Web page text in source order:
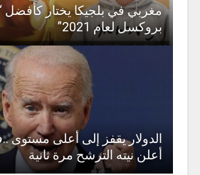
مغربي في بلجيكا يختار
بروكسل لعام 2021”
الدولار يقفز إلى أعلى مستوى
أعلن نيته الترشح مرة ثانية